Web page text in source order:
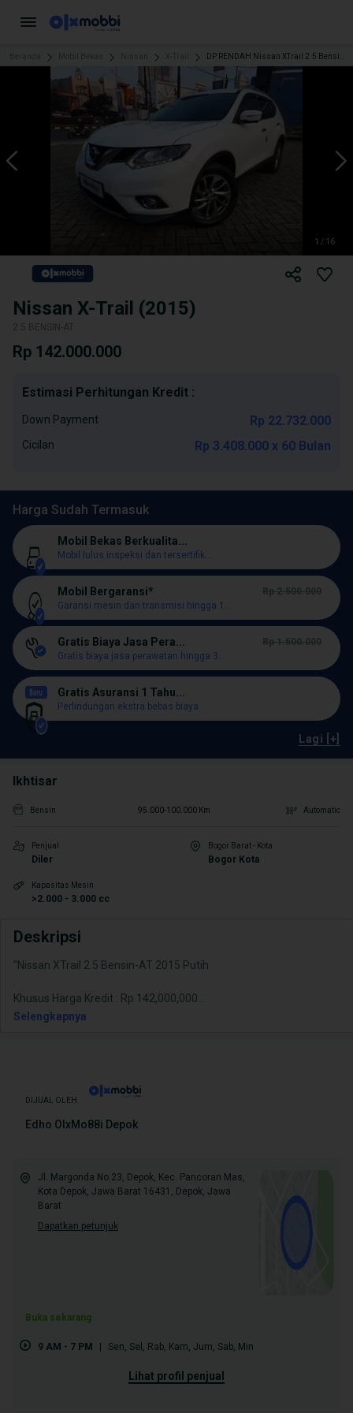
1 / 16
Nissan X-Trail (2015)
2.5 BENSIN-AT
Rp 142.000.000
Estimasi Perhitungan Kredit :
Down Payment Rp 22.732.000
Cicilan Rp 3.408.000 x 60 Bulan
Harga Sudah Termasuk
Mobil Bekas Berkualita...
Mobil lulus inspeksi dan tersertifik...
Mobil Bergaransi*
Rp 2.500.000
Garansi mesin dan transmisi hingga 1...
Gratis Biaya Jasa Pera...
Rp 1.500.000
Gratis biaya jasa perawatan hingga 3...
Gratis Asuransi 1 Tahu...
Perlindungan ekstra bebas biaya
Lagi [+]
Ikhtisar
Bensin 95.000-100.000 Km Automatic
Penjual
Diler
Bogor Barat - Kota
Bogor Kota
Kapasitas Mesin
>2.000 - 3.000 cc
Deskripsi
"Nissan XTrail 2.5 Bensin-AT 2015 Putih
Khusus Harga Kredit : Rp 142,000,000
Selengkapnya
DIJUAL OLEH
Edho OlxMo88i Depok
Jl. Margonda No.23, Depok, Kec. Pancoran Mas,
Kota Depok, Jawa Barat 16431, Depok, Jawa
Barat
Dapatkan petunjuk
Buka sekarang
9 AM - 7 PM | Sen Sel Rab Kam Jum Sab Min
lihat profil penjual